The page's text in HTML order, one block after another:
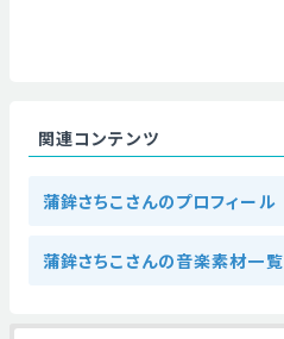
関連コンテンツ
蒲鉾さちこさんのプロフィール
蒲鉾さちこさんの音楽素材一覧